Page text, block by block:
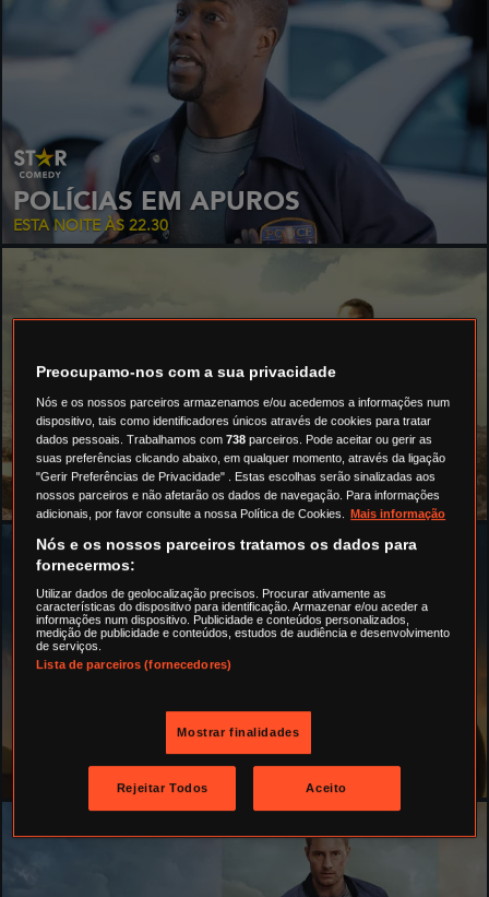
POLÍCIAS EM APUROS
ESTA NOITE ÀS 22.30
CSI: NOVA IORQUE
ESTA NOITE ÀS 22.00
SHERIFF COUNTRY
Preocupamo-nos com a sua privacidade
Nós e os nossos parceiros armazenamos e/ou acedemos a informações num
dispositivo, tais como identificadores únicos através de cookies para tratar
dados pessoais. Trabalhamos com738 parceiros. Pode aceitar ou gerir as
suas preferências clicando abaixo, em qualquer momento, através da ligação
"Gerir Preferências de Privacidade" . Estas escolhas serão sinalizadas aos
nossos parceiros e não afetarão os dados de navegação. Para informações
adicionais, por favor consulte a nossa Política de Cookies.
Mais informação
Nós e os nossos parceiros tratamos os dados para
fornecermos:
Utilizar dados de geolocalização precisos. Procurar ativamente as
características do dispositivo para identificação. Armazenar e/ou aceder a
informações num dispositivo. Publicidade e conteúdos personalizados,
medição de publicidade e conteúdos, estudos de audiência e desenvolvimento
de serviços.
Lista de parceiros (fornecedores)
Mostrar finalidades
Rejeitar Todos Aceito